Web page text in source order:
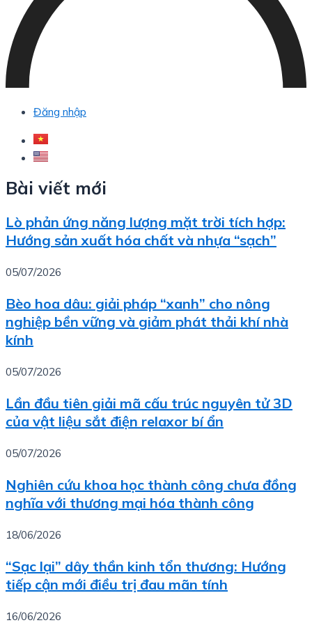
Đăng nhập
Bài viết mới
Lò phản ứng năng lượng mặt trời tích hợp:
Hướng sản xuất hóa chất và nhựa “sạch”
05/07/2026
Bèo hoa dâu: giải pháp “xanh” cho nông
nghiệp bền vững và giảm phát thải khí nhà
kính
05/07/2026
Lần đầu tiên giải mã cấu trúc nguyên tử 3D
của vật liệu sắt điện relaxor bí ẩn
05/07/2026
Nghiên cứu khoa học thành công chưa đồng
nghĩa với thương mại hóa thành công
18/06/2026
“Sạc lại” dây thần kinh tổn thương: Hướng
tiếp cận mới điều trị đau mãn tính
16/06/2026